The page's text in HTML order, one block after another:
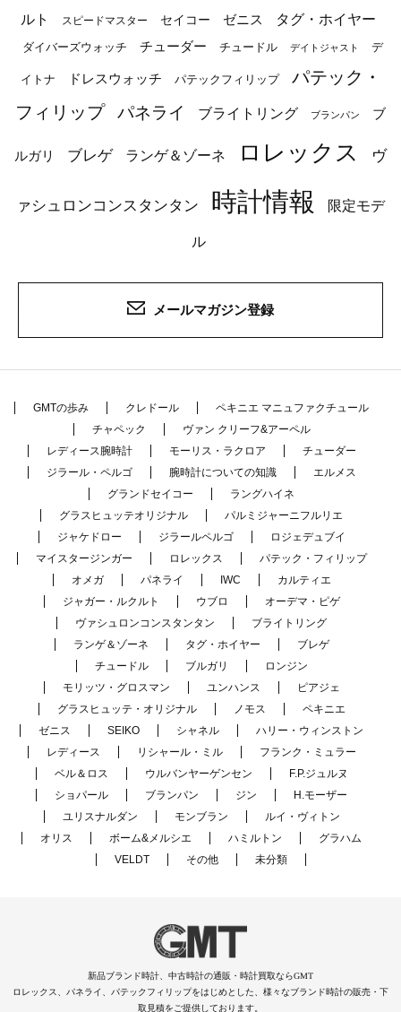
ルト
スピードマスター セイコー ゼニス タグ・ホイヤー
ダイバーズウォッチ チューダー チュードル デイトジャスト デ
イトナ ドレスウォッチ パテックフィリップ
パテック・
フィリップ
パネライ ブライトリング ブランパン ブ
ルガリ ブレゲ ランゲ＆ゾーネ ロレックス ヴ
ァシュロンコンスタンタン 時計情報 限定モデ
ル
メールマガジン登録
GMTの歩み クレドール
ペキニエ マニュファクチュール
チャペック
ヴァン クリーフ&アーペル
レディース腕時計
モーリス・ラクロア
チューダー
ジラール・ペルゴ
腕時計についての知識
エルメス
グランドセイコー
ラングハイネ
グラスヒュッテオリジナル
パルミジャーニフルリエ
ジャケドロー
ジラールペルゴ
ロジェデュブイ
マイスタージンガー
ロレックス
パテック・フィリップ
オメガ
パネライ IWC
カルティエ
ジャガー・ルクルト
ウブロ
オーデマ・ピゲ
ヴァシュロンコンスタンタン
ブライトリング
ランゲ＆ゾーネ
タグ・ホイヤー
ブレゲ
チュードル
ブルガリ
ロンジン
モリッツ・グロスマン
ユンハンス
ピアジェ
グラスヒュッテ・オリジナル
ノモス
ペキニエ
ゼニス
SEIKO シャネル
ハリー・ウィンストン
レディース
リシャール・ミル
フランク・ミュラー
ベル＆ロス
ウルバンヤーゲンセン
F.P.ジュルヌ
ショパール
ブランパン ジン
H.モーザー
ユリスナルダン
モンブラン
ルイ・ヴィトン
オリス
ボーム&メルシエ ハミルトン
グラハム
VELDT
その他 未分類
新品ブランド時計、中古時計の通販・時計買取ならGMT
ロレックス、パネライ、パテックフィリップをはじめとした、様々なブランド時計の販売・下
取見積をご提供しております。